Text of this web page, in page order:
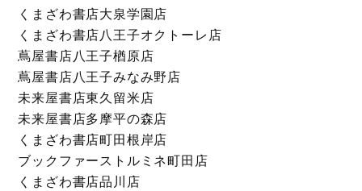
くまざわ書店大泉学園店
くまざわ書店八王子オクトーレ店
蔦屋書店八王子楢原店
蔦屋書店八王子みなみ野店
未来屋書店東久留米店
未来屋書店多摩平の森店
くまざわ書店町田根岸店
ブックファーストルミネ町田店
くまざわ書店品川店